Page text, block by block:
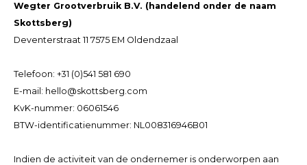
Wegter Grootverbruik B.V. (handelend onder de naam
Skottsberg)
Deventerstraat 11 7575 EM Oldendzaal
Telefoon: +31 (0)541 581 690
E-mail: hello@skottsberg.com
KvK-nummer: 06061546
BTW-identificatienummer: NL008316946B01
Indien de activiteit van de ondernemer is onderworpen aan